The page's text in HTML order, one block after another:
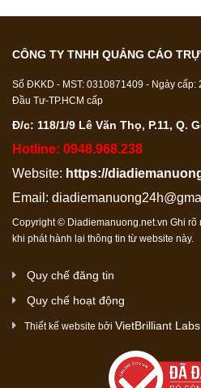
CÔNG TY TNHH QUẢNG CÁO
Số ĐKKD - MST: 0310871409 - Ngày cấp:
Đầu Tư-TP.HCM cấp
Đ/c: 118/1/9 Lê Văn Thọ, P.11, Q.
Hotline: 0948.968.238
Website: https://
Email:
Copyright © Diadiemanuong.net.vn Ghi rõ
khi phát hành lại thông tin từ website này.
Quy chế đăng tin
Quy chế hoạt động
Thiết kế website bởi VietBrilliant Labs